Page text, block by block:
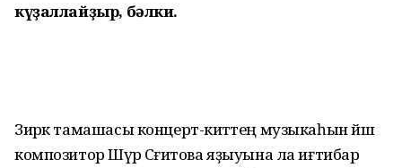
күҙаллайҙыр, бәлки.
Зирәк тамашасы концерт-әкиәттең музыкаһын йәш
композитор Шәүрә Сәғитова яҙыуына ла иғтибар